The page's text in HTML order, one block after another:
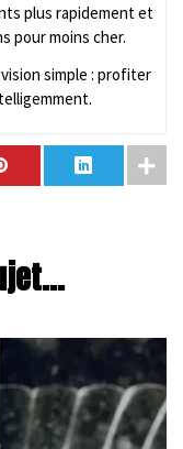
plus rapidement et
pour moins cher.
simple : profiter